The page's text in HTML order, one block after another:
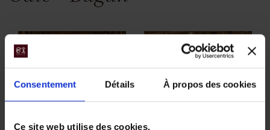
Consentement Détails À propos des cookies
Ce site web utilise des cookies.